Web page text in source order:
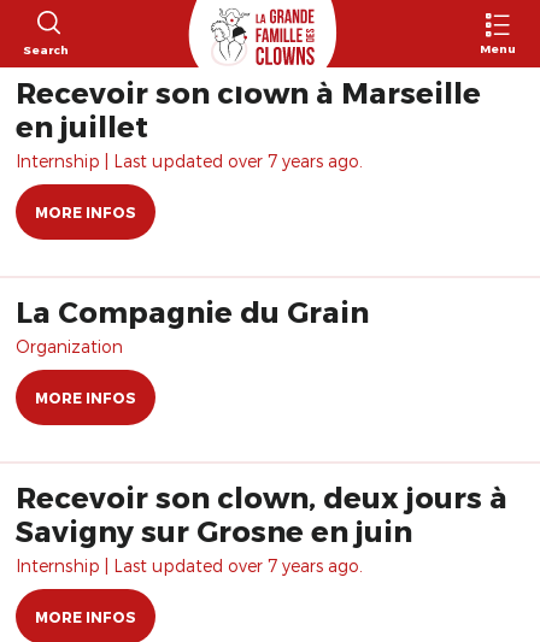
Search Menu
Recevoir son clown à Marseille
en juillet
Internship | Last updated over 7 years ago.
MORE INFOS
La Compagnie du Grain
Organization
MORE INFOS
Recevoir son clown, deux jours à
Savigny sur Grosne en juin
Internship | Last updated over 7 years ago.
MORE INFOS